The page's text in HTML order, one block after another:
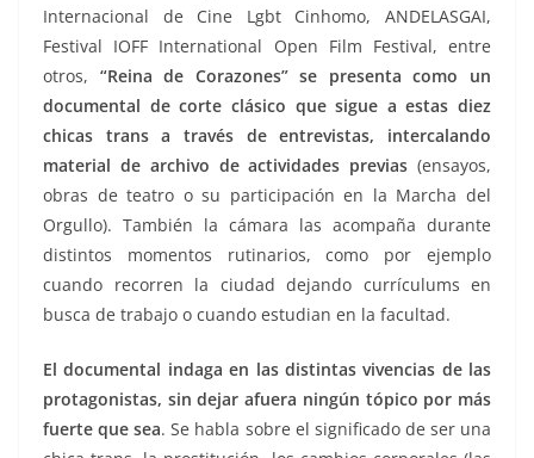
Internacional de Cine Lgbt Cinhomo, ANDELASGAI,
Festival IOFF International Open Film Festival, entre
otros, “Reina de Corazones” se presenta como un
documental de corte clásico que sigue a estas diez
chicas trans a través de entrevistas, intercalando
material de archivo de actividades previas (ensayos,
obras de teatro o su participación en la Marcha del
Orgullo). También la cámara las acompaña durante
distintos momentos rutinarios, como por ejemplo
cuando recorren la ciudad dejando currículums en
busca de trabajo o cuando estudian en la facultad.
El documental indaga en las distintas vivencias de las
protagonistas, sin dejar afuera ningún tópico por más
fuerte que sea. Se habla sobre el significado de ser una